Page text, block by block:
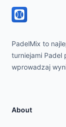
PadelMix to
turniejami Padel
wprowadzaj
About